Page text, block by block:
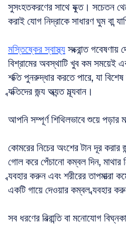
সুসংহতকরণের সাথে যুক্ত। সচেতন
করাই যোগ নিদ্রাকে সাধারণ ঘুম বা
মস্তিষ্কের স্বাস্থ্য সংক্রান্ত
বিশ্রামের অবস্থাটি খুব কম সময়েই
শক্তি পুনরুদ্ধার করতে পারে, যা
ব্যক্তিদের জন্য অত্যন্ত মূল্যবান।
আপনি সম্পূর্ণ শিথিলভাবে শুয়ে পড়ার
কোমরের নিচের অংশের টান দূর করার
গোল করে পেঁচানো কম্বল দিন, মাথার
ব্যবহার করুন এবং শরীরের তাপমাত্রা
একটি গায়ে দেওয়ার কম্বল ব্যবহার
সব ধরণের বিভ্রান্তি বা মনোযোগ